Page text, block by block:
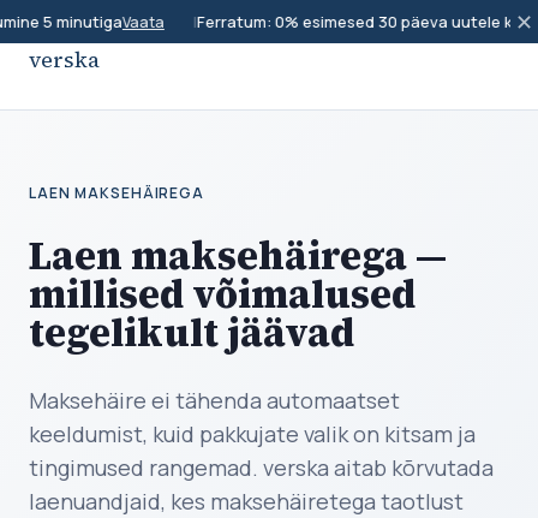
5 minutigaVaata Ferratum: 0% esimesed 30 päeva uutele ✕
verska
LAEN MAKSEHÄIREGA
Laen maksehäirega —
millised võimalused
tegelikult jäävad
Maksehäire ei tähenda automaatset
keeldumist, kuid pakkujate valik on kitsam ja
tingimused rangemad. verska aitab kõrvutada
laenuandjaid, kes maksehäiretega taotlust